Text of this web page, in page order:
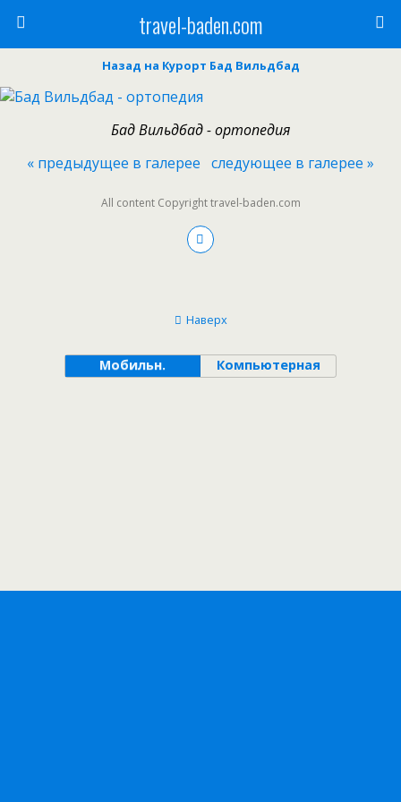
travel-baden.com
Назад на Курорт Бад Вильдбад
Бад Вильдбад - ортопедия
« предыдущее в галерее следующее в галерее »
All content Copyright travel-baden.com
Наверх
Мобильн. Компьютерная